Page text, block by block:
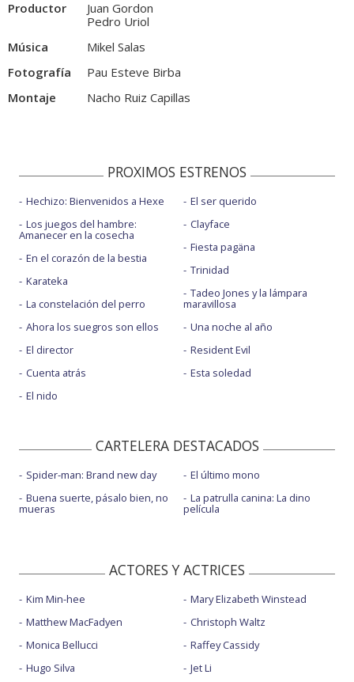
Productor
Juan Gordon
Pedro Uriol
Música
Mikel Salas
Fotografía
Pau Esteve Birba
Montaje
Nacho Ruiz Capillas
PROXIMOS ESTRENOS
Hechizo: Bienvenidos a Hexe
Los juegos del hambre:
Amanecer en la cosecha
En el corazón de la bestia
Karateka
La constelación del perro
Ahora los suegros son ellos
El director
Cuenta atrás
El nido
El ser querido
Clayface
Fiesta pagäna
Trinidad
Tadeo Jones y la lámpara
maravillosa
Una noche al año
Resident Evil
Esta soledad
CARTELERA DESTACADOS
Spider-man: Brand new day
Buena suerte, pásalo bien, no
mueras
El último mono
La patrulla canina: La dino
película
ACTORES Y ACTRICES
Kim Min-hee
Matthew MacFadyen
Monica Bellucci
Hugo Silva
Mary Elizabeth Winstead
Christoph Waltz
Raffey Cassidy
Jet Li